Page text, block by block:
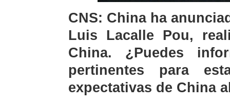
CNS: China ha
Luis Lacalle Pou,
China. ¿Puedes
pertinentes para
expectativas de China